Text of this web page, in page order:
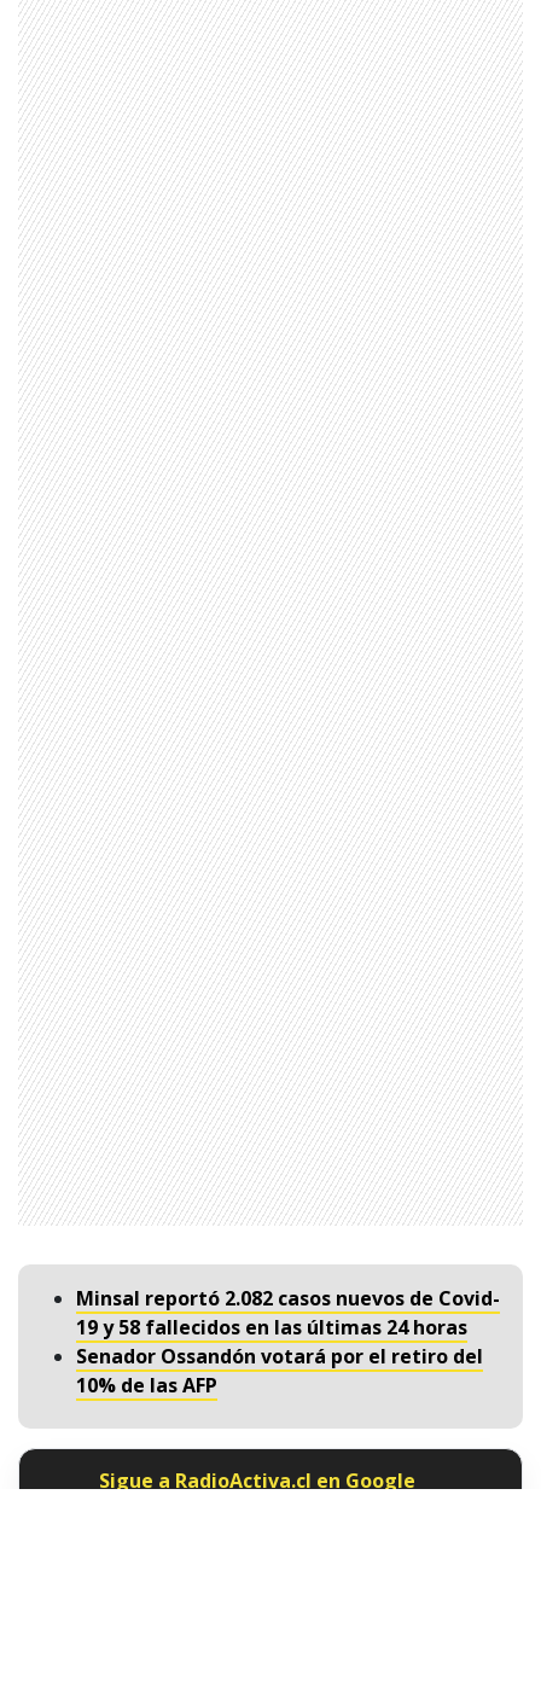
Minsal reportó 2.082 casos nuevos de Covid-
19 y 58 fallecidos en las últimas 24 horas
Senador Ossandón votará por el retiro del
10% de las AFP
Sigue a RadioActiva.cl en Google
1997 — 2026
© PRISA MEDIA CORP SPA.
Producción musical Cadena Ser, España 2026.
CONTACTO COMERCIAL
Aviso legal
Política de privacidad|Política de Cookies
Configuración de Cookies
Valores Pautas publicitarias Presidenciales 2025